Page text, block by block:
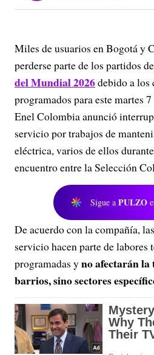
Miles de usuarios en Bogotá y
perderse parte de los partidos de
del Mundial 2026debido a los
programados para este martes
Enel Colombia anunció
servicio por trabajos de
eléctrica, varios de ellos
encuentro entre la Selección
Sigue a PULZO
De acuerdo con la compañía,
servicio hacen parte de labores
programadas yno afectarán
barrios, sino sectores